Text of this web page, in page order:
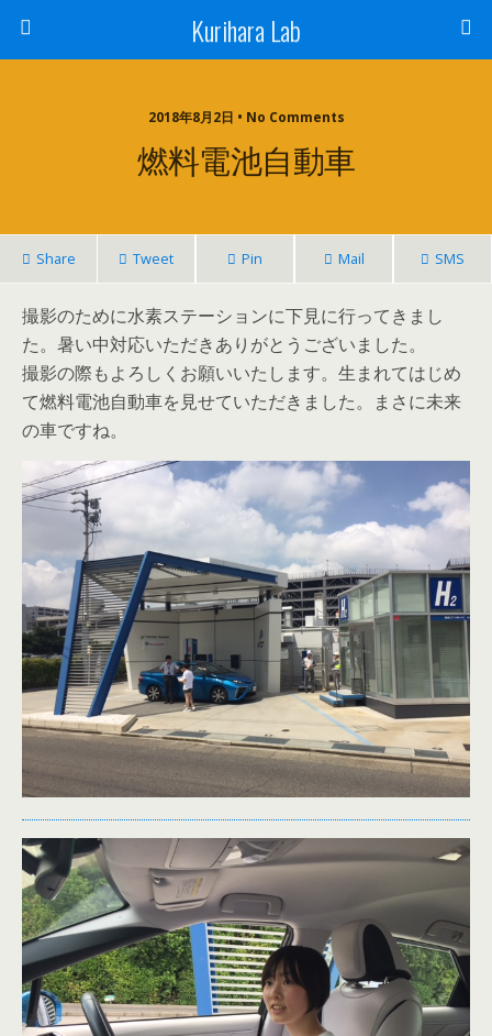
Kurihara Lab
2018年8月2日 • No Comments
燃料電池自動車
Share Tweet Pin Mail SMS
撮影のために水素ステーションに下見に行ってきまし
た。暑い中対応いただきありがとうございました。
撮影の際もよろしくお願いいたします。生まれてはじめ
て燃料電池自動車を見せていただきました。まさに未来
の車ですね。